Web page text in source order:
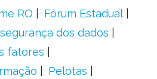
RO
Fórum Estadual
segurança dos dados
fatores
Pelotas